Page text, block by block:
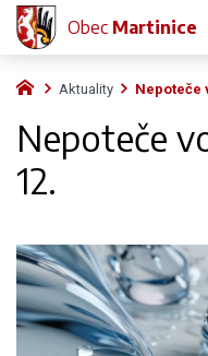
Aktuality Nepoteče
Nepoteče
12.
Obec Martinice